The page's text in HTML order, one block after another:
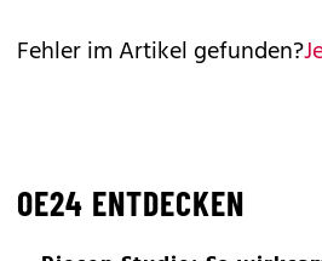
Fehler im Artikel gefunden?
OE24 ENTDECKEN